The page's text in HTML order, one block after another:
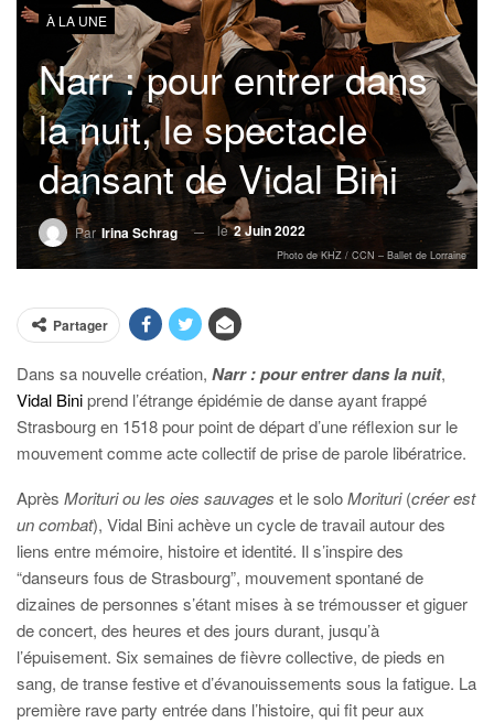
À LA UNE
Narr : pour entrer dans
la nuit, le spectacle
dansant de Vidal Bini
Par Irina Schrag le2 Juin 2022
Photo de KHZ / CCN – Ballet de Lorraine
Partager
Dans sa nouvelle création, Narr : pour entrer dans la nuit,
Vidal Biniprend l’étrange épidémie de danse ayant frappé
Strasbourg en 1518 pour point de départ d’une réflexion sur le
mouvement comme acte collectif de prise de parole libératrice.
Après Morituri ou les oies sauvages et le soloMorituri(créer est
un combat), Vidal Bini achève un cycle de travail autour des
liens entre mémoire, histoire et identité. Il s’inspire des
“danseurs fous de Strasbourg”, mouvement spontané de
dizaines de personnes s’étant mises à se trémousser et giguer
de concert, des heures et des jours durant, jusqu’à
l’épuisement. Six semaines de fièvre collective, de pieds en
sang, de transe festive et d’évanouissements sous la fatigue. La
première rave party entrée dans l’histoire, qui fit peur aux